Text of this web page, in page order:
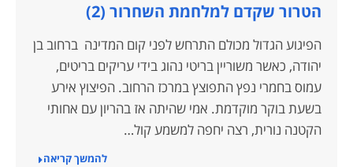
הטרור שקדם למלחמת השחרור (2)
הפיגוע הגדול מכולם התרחש לפני קום המדינה ברחוב בן
יהודה, כאשר משוריין בריטי נהוג בידי עריקים בריטים,
עמוס בחמרי נפץ התפוצץ במרכז הרחוב. הפיצוץ אירע
בשעת בוקר מוקדמת. אמי שהיתה אז בהריון עם אחותי
הקטנה נורית, רצה יחפה למשמע קול…
להמשך קריאה